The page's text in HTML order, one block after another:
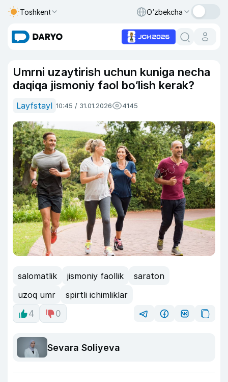
Toshkent O‘zbekcha
Umrni uzaytirish uchun kuniga necha
daqiqa jismoniy faol bo‘lish kerak?
Layfstayl 10:45 / 31.01.2026 4145
salomatlik jismoniy faollik
saraton
uzoq umr
spirtli ichimliklar
4
0
Sevara Soliyeva